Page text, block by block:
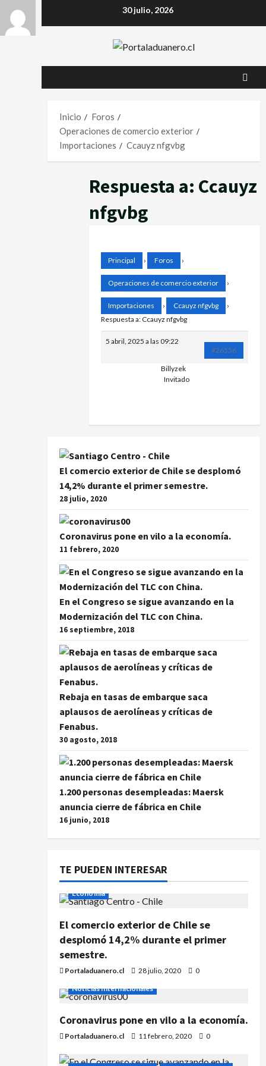
30 julio, 2026
Inicio
Foros
Operaciones de comercio exterior
Importaciones
Ccauyz nfgvbg
Respuesta a: Ccauyz
nfgvbg
Principal › Foros ›
Operaciones de comercio exterior ›
Importaciones › Ccauyz nfgvbg
›
Respuesta a: Ccauyz nfgvbg
5 abril, 2025 a las 09:22
#26556
Billyzek
Invitado
El comercio exterior de Chile se desplomó
14,2% durante el primer semestre.
28 julio, 2020
Coronavirus pone en vilo a la economía.
11 febrero, 2020
En el Congreso se sigue avanzando en la
Modernización del TLC con China.
16 septiembre, 2018
Rebaja en tasas de embarque saca
aplausos de aerolíneas y críticas de
Fenabus.
30 agosto, 2018
1.200 personas desempleadas: Maersk
anuncia cierre de fábrica en Chile
16 junio, 2018
TE PUEDEN INTERESAR
Economía
El comercio exterior de Chile se
desplomó 14,2% durante el primer
semestre.
Portaladuanero.cl 28 julio, 2020
0
Noticias Internacionales
Coronavirus pone en vilo a la economía.
Portaladuanero.cl 11 febrero, 2020 0